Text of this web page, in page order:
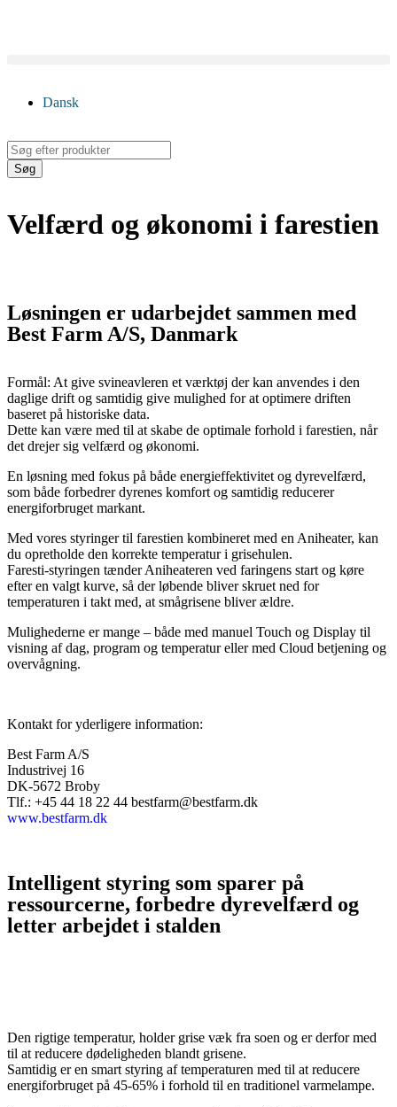
Dansk
Søg
Velfærd og økonomi i farestien
Løsningen er udarbejdet sammen med
Best Farm A/S, Danmark
Formål: At give svineavleren et værktøj der kan anvendes i den
daglige drift og samtidig give mulighed for at optimere driften
baseret på historiske data.
Dette kan være med til at skabe de optimale forhold i farestien, når
det drejer sig velfærd og økonomi.
En løsning med fokus på både energieffektivitet og dyrevelfærd,
som både forbedrer dyrenes komfort og samtidig reducerer
energiforbruget markant.
Med vores styringer til farestien kombineret med en Aniheater, kan
du opretholde den korrekte temperatur i grisehulen.
Faresti-styringen tænder Aniheateren ved faringens start og køre
efter en valgt kurve, så der løbende bliver skruet ned for
temperaturen i takt med, at smågrisene bliver ældre.
Mulighederne er mange – både med manuel Touch og Display til
visning af dag, program og temperatur eller med Cloud betjening og
overvågning.
Kontakt for yderligere information:
Best Farm A/S
Industrivej 16
DK-5672 Broby
Tlf.: +45 44 18 22 44 bestfarm@bestfarm.dk
www.bestfarm.dk
Intelligent styring som sparer på
ressourcerne, forbedre dyrevelfærd og
letter arbejdet i stalden
Den rigtige temperatur, holder grise væk fra soen og er derfor med
til at reducere dødeligheden blandt grisene.
Samtidig er en smart styring af temperaturen med til at reducere
energiforbruget på 45-65% i forhold til en traditionel varmelampe.